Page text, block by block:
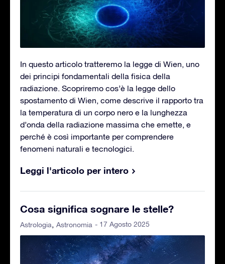
In questo articolo tratteremo la legge di Wien, uno
dei principi fondamentali della fisica della
radiazione. Scopriremo cos’è la legge dello
spostamento di Wien, come descrive il rapporto tra
la temperatura di un corpo nero e la lunghezza
d’onda della radiazione massima che emette, e
perché è così importante per comprendere
fenomeni naturali e tecnologici.
Leggi l'articolo per intero
Cosa significa sognare le stelle?
Astrologia Astronomia - 17 Agosto 2025